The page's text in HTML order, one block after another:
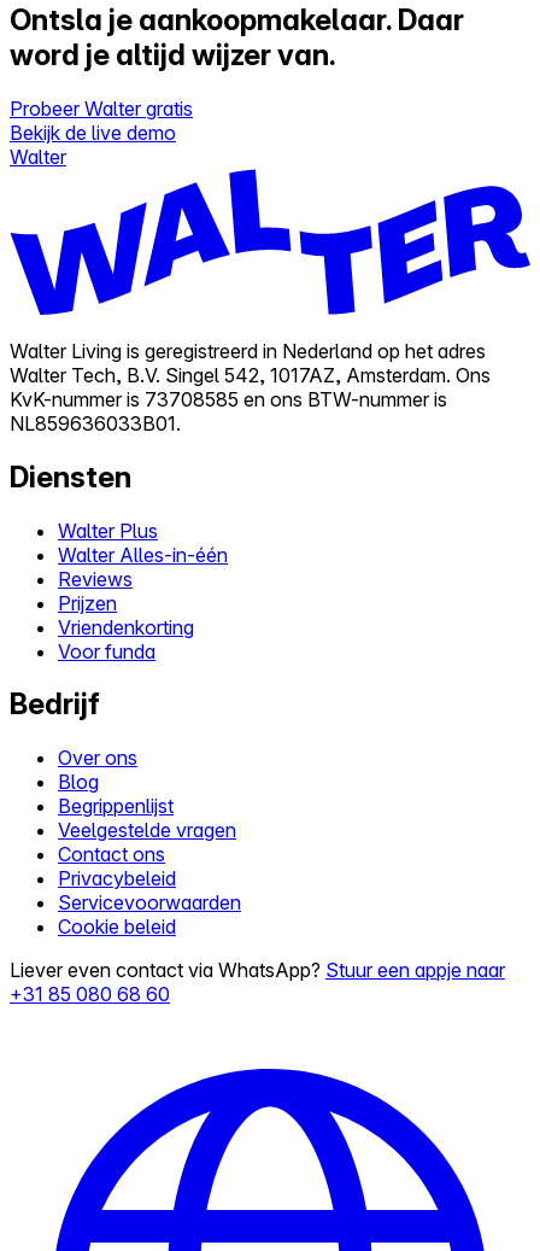
Ontsla je aankoopmakelaar. Daar
word je altijd wijzer van.
Probeer Walter gratis
Bekijk de live demo
Walter
Walter Living is geregistreerd in Nederland op het adres
Walter Tech, B.V. Singel 542, 1017AZ, Amsterdam. Ons
KvK-nummer is 73708585 en ons BTW-nummer is
NL859636033B01.
Diensten
Walter Plus
Walter Alles-in-één
Reviews
Prijzen
Vriendenkorting
Voor funda
Bedrijf
Over ons
Blog
Begrippenlijst
Veelgestelde vragen
Contact ons
Privacybeleid
Servicevoorwaarden
Cookie beleid
Liever even contact via WhatsApp? Stuur een appje naar
+31 85 080 68 60